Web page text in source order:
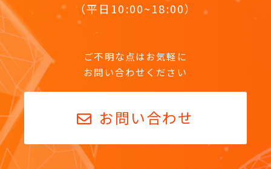
（平日10:00~18:00）
ご不明な点はお気軽に
お問い合わせください
お問い合わせ